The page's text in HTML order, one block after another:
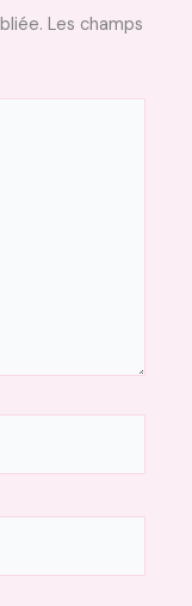
Les champs